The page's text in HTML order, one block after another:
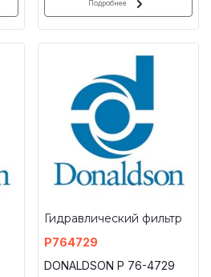
Подробнее
Гидравлический фильтр
P764729
DONALDSON P 76-4729